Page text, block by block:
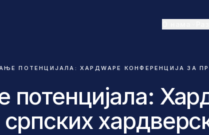
ПОТЕНЦИЈАЛА: ХАРДWАРЕ КОНФЕРЕНЦИЈА ЗА
српских